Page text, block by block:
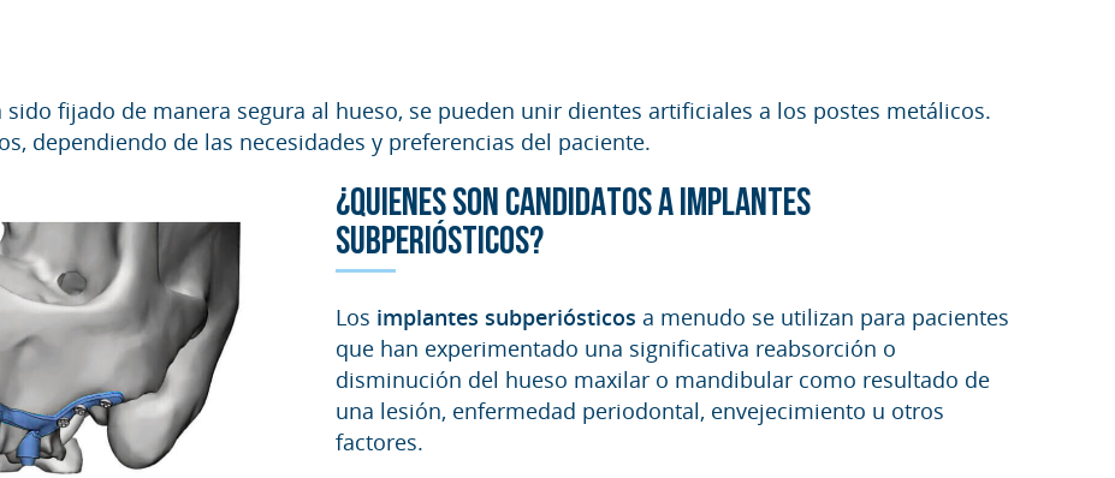
sido fijado de manera segura al hueso, se pueden unir dientes artificiales a los postes metálicos.
dependiendo de las necesidades y preferencias del paciente.
¿QUIENES SON CANDIDATOS A IMPLANTES
SUBPERIÓSTICOS?
Los implantes subperiósticos a menudo se utilizan para pacientes
que han experimentado una significativa reabsorción o
disminución del hueso maxilar o mandibular como resultado de
una lesión, enfermedad periodontal, envejecimiento u otros
factores.